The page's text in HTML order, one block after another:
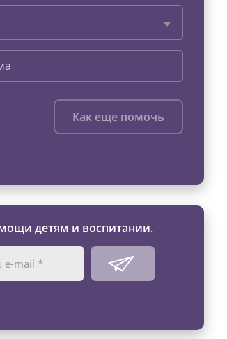
Как еще помочь
детям и воспитании.